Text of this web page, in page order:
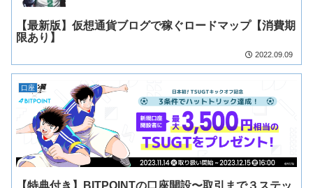
【最新版】仮想通貨ブログで稼ぐロードマップ【消費期
限あり】
2022.09.09
口座
【特典付き】BITPOINTの口座開設〜取引まで３ステッ